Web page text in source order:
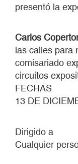
presentó la
Carlos
las calles para
comisariado
circuitos
FECHAS
13 DE
Dirigido a
Cualquier